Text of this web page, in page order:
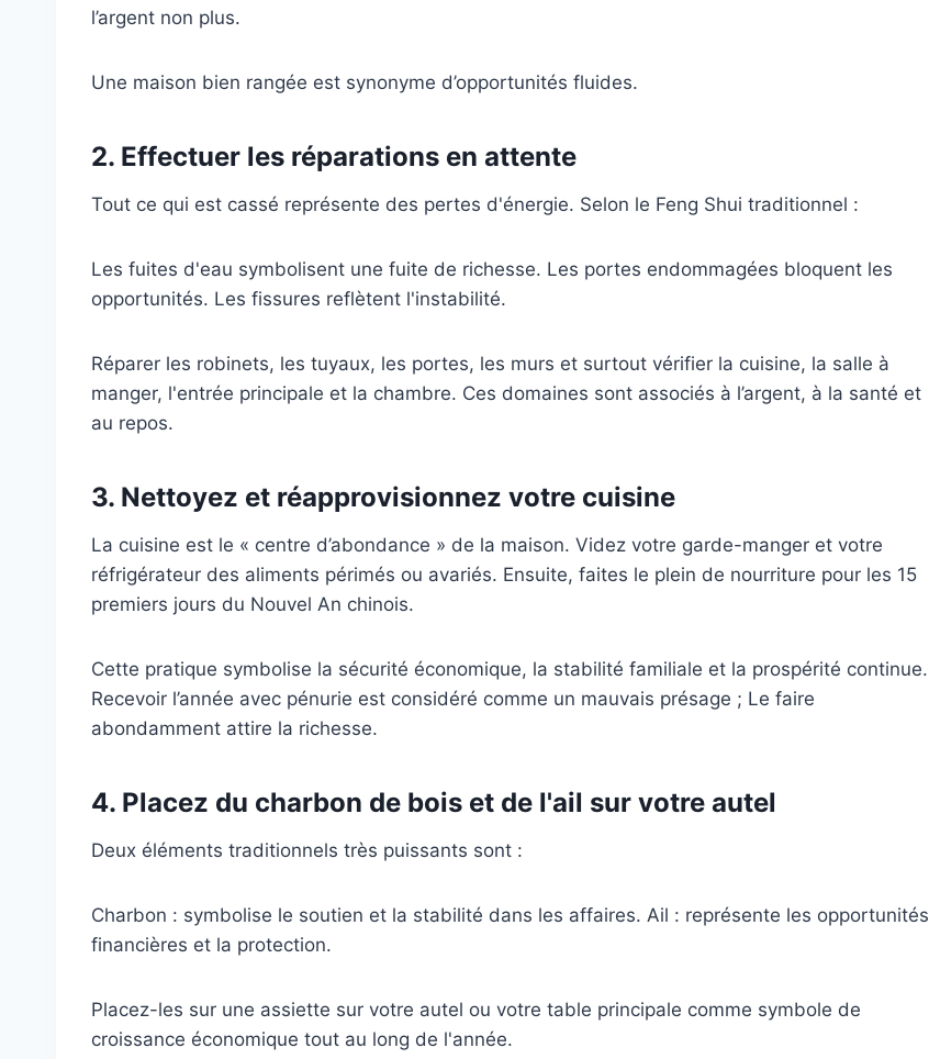
l’argent non plus.
Une maison bien rangée est synonyme d’opportunités fluides.
2. Effectuer les réparations en attente
Tout ce qui est cassé représente des pertes d'énergie. Selon le Feng Shui traditionnel :
Les fuites d'eau symbolisent une fuite de richesse. Les portes endommagées bloquent les
opportunités. Les fissures reflètent l'instabilité.
Réparer les robinets, les tuyaux, les portes, les murs et surtout vérifier la cuisine, la salle à
manger, l'entrée principale et la chambre. Ces domaines sont associés à l’argent, à la santé et
au repos.
3. Nettoyez et réapprovisionnez votre cuisine
La cuisine est le « centre d’abondance » de la maison. Videz votre garde-manger et votre
réfrigérateur des aliments périmés ou avariés. Ensuite, faites le plein de nourriture pour les 15
premiers jours du Nouvel An chinois.
Cette pratique symbolise la sécurité économique, la stabilité familiale et la prospérité continue.
Recevoir l’année avec pénurie est considéré comme un mauvais présage ; Le faire
abondamment attire la richesse.
4. Placez du charbon de bois et de l'ail sur votre autel
Deux éléments traditionnels très puissants sont :
Charbon : symbolise le soutien et la stabilité dans les affaires. Ail : représente les opportunités
financières et la protection.
Placez-les sur une assiette sur votre autel ou votre table principale comme symbole de
croissance économique tout au long de l'année.